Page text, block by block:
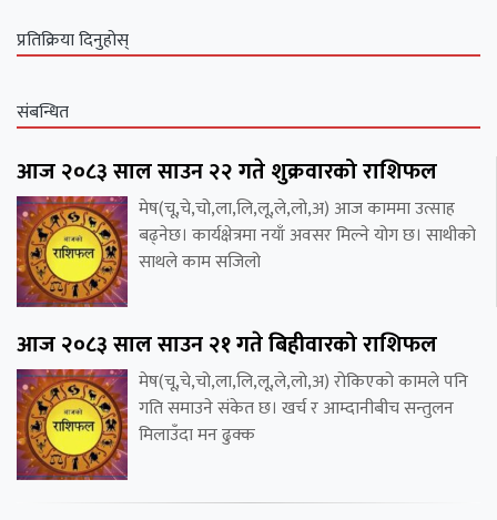
प्रतिक्रिया दिनुहोस्
संबन्धित
आज २०८३ साल साउन २२ गते शुक्रवारको राशिफल
मेष(चू,चे,चो,ला,लि,लू,ले,लो,अ) आज काममा उत्साह
बढ्नेछ। कार्यक्षेत्रमा नयाँ अवसर मिल्ने योग छ। साथीको
साथले काम सजिलो
आज २०८३ साल साउन २१ गते बिहीवारको राशिफल
मेष(चू,चे,चो,ला,लि,लू,ले,लो,अ) रोकिएको कामले पनि
गति समाउने संकेत छ। खर्च र आम्दानीबीच सन्तुलन
मिलाउँदा मन ढुक्क